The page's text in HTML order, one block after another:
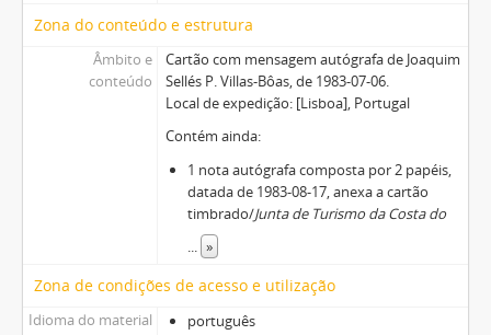
Zona do conteúdo e estrutura
Âmbito e
conteúdo
Cartão com mensagem autógrafa de Joaquim
Sellés P. Villas-Bôas, de 1983-07-06.
Local de expedição: [Lisboa], Portugal
Contém ainda:
1 nota autógrafa composta por 2 papéis,
datada de 1983-08-17, anexa a cartão
timbrado/Junta de Turismo da Costa do
... »
Zona de condições de acesso e utilização
Idioma do material
português